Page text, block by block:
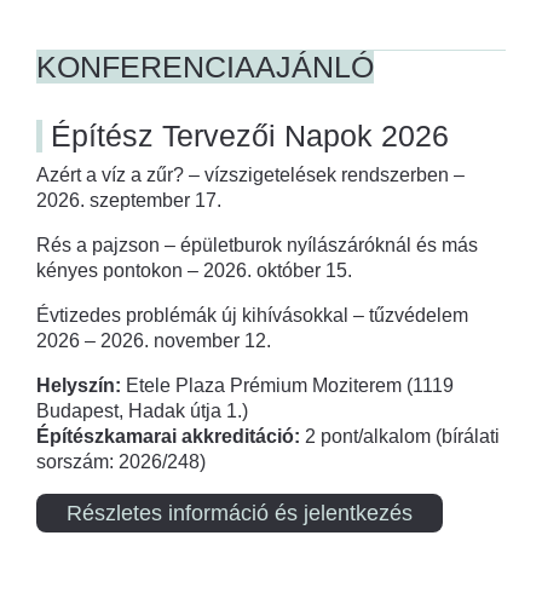
KONFERENCIAAJÁNLÓ
Építész Tervezői Napok 2026
Azért a víz a zűr? – vízszigetelések rendszerben –
2026. szeptember 17.
Rés a pajzson – épületburok nyílászáróknál és más
kényes pontokon – 2026. október 15.
Évtizedes problémák új kihívásokkal – tűzvédelem
2026 – 2026. november 12.
Helyszín: Etele Plaza Prémium Moziterem (1119
Budapest, Hadak útja 1.)
Építészkamarai akkreditáció: 2 pont/alkalom (bírálati
sorszám: 2026/248)
Részletes információ és jelentkezés